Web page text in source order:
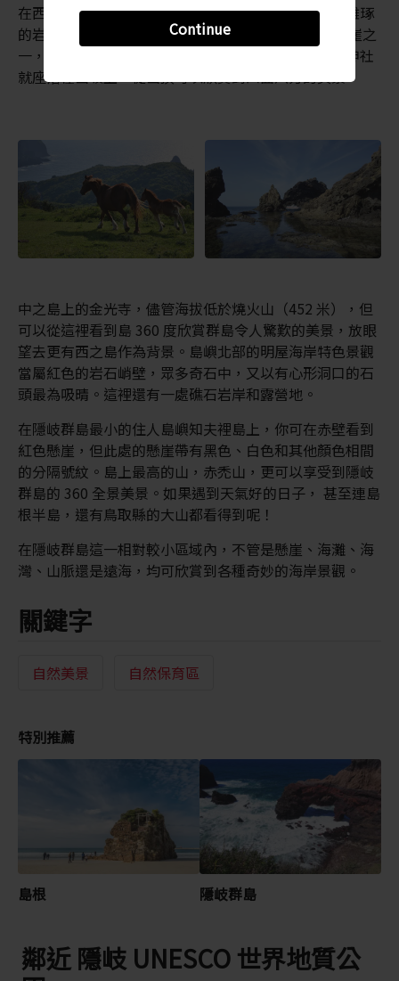
Continue
在西之島，您可以在國賀海岸欣賞其天然拱門和自然雕琢
的岩層。附近的摩天崖海拔 257 米，是日本最高的懸崖之
一，觀景遊船是欣賞其美景的最佳途徑。一座古老的神社
就座落在山坡上，從山頂可以欣賞到四面八方的美景。
中之島上的金光寺，儘管海拔低於燒火山（452 米），但
可以從這裡看到島 360 度欣賞群島令人驚歎的美景，放眼
望去更有西之島作為背景。島嶼北部的明屋海岸特色景觀
當屬紅色的岩石峭壁，眾多奇石中，又以有心形洞口的石
頭最為吸晴。這裡還有一處礁石岩岸和露營地。
在隱岐群島最小的住人島嶼知夫裡島上，你可在赤壁看到
紅色懸崖，但此處的懸崖帶有黑色、白色和其他顏色相間
的分隔號紋。島上最高的山，赤禿山，更可以享受到隱岐
群島的 360 全景美景。如果遇到天氣好的日子， 甚至連島
根半島，還有鳥取縣的大山都看得到呢！
在隱岐群島這一相對較小區域內，不管是懸崖、海灘、海
灣、山脈還是遠海，均可欣賞到各種奇妙的海岸景觀。
關鍵字
自然美景 自然保育區
特別推薦
島根 隱岐群島
鄰近 隱岐 UNESCO 世界地質公